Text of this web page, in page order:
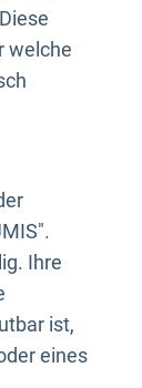
welche
Ihre
ist,
eines